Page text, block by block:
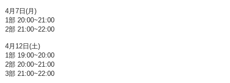
4月7日(月)
1部 20:00~21:00
2部 21:00~22:00
4月12日(土)
1部 19:00~20:00
2部 20:00~21:00
3部 21:00~22:00